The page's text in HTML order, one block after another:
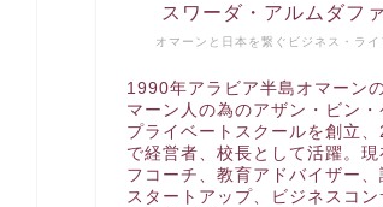
オマーンと日本を繋ぐビジネス・ライ
スワーダ・アルムダフ
1990年アラビア半島オマーン
マーン人の為のアザン・ビン・
プライベートスクールを創立、
で経営者、校長として活躍。現
フコーチ、教育アドバイザー、
スタートアップ、ビジネスコン